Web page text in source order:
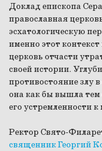
Доклад епископа
православная
эсхатологическую
именно этот
церковь отчасти
своей истории.
противостояние злу
она как бы вышла тем
его устремленности
Ректор Свято-
священник Георгий